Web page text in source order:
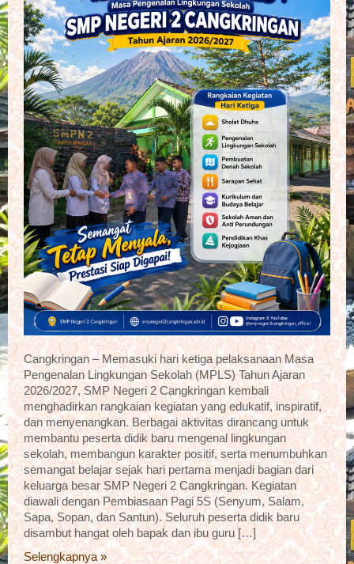
Cangkringan – Memasuki hari ketiga pelaksanaan Masa
Pengenalan Lingkungan Sekolah (MPLS) Tahun Ajaran
2026/2027, SMP Negeri 2 Cangkringan kembali
menghadirkan rangkaian kegiatan yang edukatif, inspiratif,
dan menyenangkan. Berbagai aktivitas dirancang untuk
membantu peserta didik baru mengenal lingkungan
sekolah, membangun karakter positif, serta menumbuhkan
semangat belajar sejak hari pertama menjadi bagian dari
keluarga besar SMP Negeri 2 Cangkringan. Kegiatan
diawali dengan Pembiasaan Pagi 5S (Senyum, Salam,
Sapa, Sopan, dan Santun). Seluruh peserta didik baru
disambut hangat oleh bapak dan ibu guru […]
Selengkapnya »